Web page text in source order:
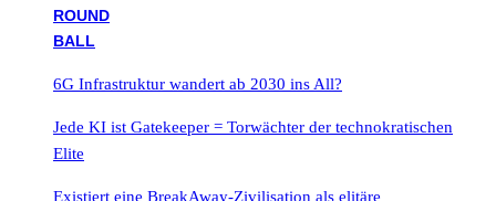
6G Infrastruktur wandert ab 2030 ins All?
Jede KI ist Gatekeeper = Torwächter der technokratischen
Elite
Existiert eine BreakAway-Zivilisation als elitäre